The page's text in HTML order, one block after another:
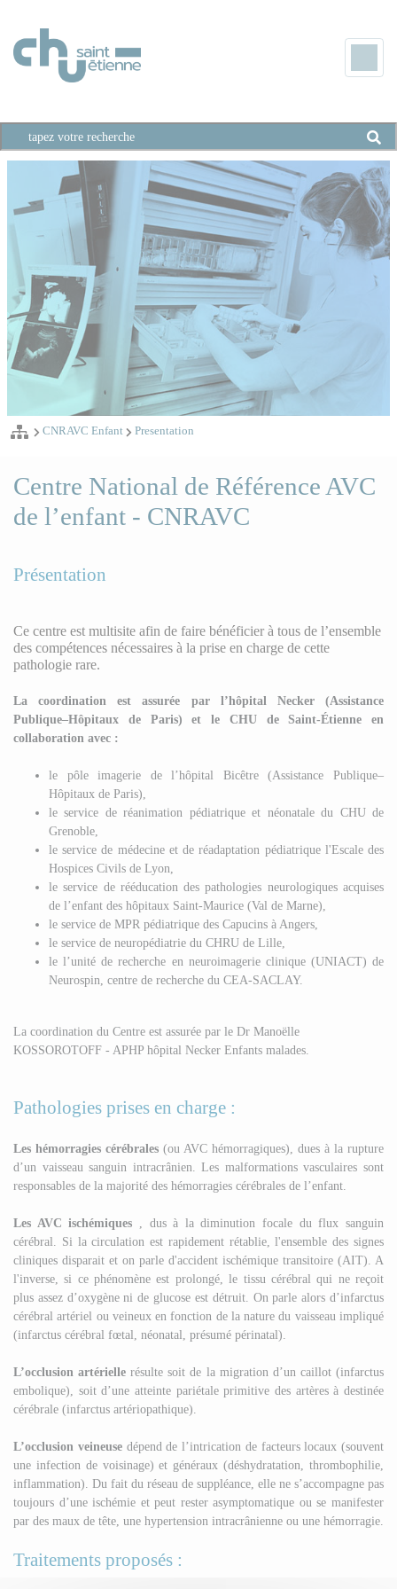
CNRAVC Enfant Presentation
Centre National de Référence AVC
de l’enfant - CNRAVC
Présentation
Ce centre est multisite afin de faire bénéficier à tous de l’ensemble
des compétences nécessaires à la prise en charge de cette
pathologie rare.
La coordination est assurée par l’hôpital Necker (Assistance
Publique–Hôpitaux de Paris) et le CHU de Saint-Étienne en
collaboration avec :
le pôle imagerie de l’hôpital Bicêtre (Assistance Publique–
Hôpitaux de Paris),
le service de réanimation pédiatrique et néonatale du CHU de
Grenoble,
le service de médecine et de réadaptation pédiatrique l'Escale des
Hospices Civils de Lyon,
le service de rééducation des pathologies neurologiques acquises
de l’enfant des hôpitaux Saint-Maurice (Val de Marne),
le service de MPR pédiatrique des Capucins à Angers,
le service de neuropédiatrie du CHRU de Lille,
le l’unité de recherche en neuroimagerie clinique (UNIACT) de
Neurospin, centre de recherche du CEA-SACLAY.
La coordination du Centre est assurée par le Dr Manoëlle
KOSSOROTOFF - APHP hôpital Necker Enfants malades.
Pathologies prises en charge :
Les hémorragies cérébrales (ou AVC hémorragiques), dues à la rupture
d’un vaisseau sanguin intracrânien. Les malformations vasculaires sont
responsables de la majorité des hémorragies cérébrales de l’enfant.
Les AVC ischémiques
, dus à la diminution focale du flux sanguin
cérébral. Si la circulation est rapidement rétablie, l'ensemble des signes
cliniques disparait et on parle d'accident ischémique transitoire (AIT). A
l'inverse, si ce phénomène est prolongé, le tissu cérébral qui ne reçoit
plus assez d’oxygène ni de glucose est détruit. On parle alors d’infarctus
cérébral artériel ou veineux en fonction de la nature du vaisseau impliqué
(infarctus cérébral fœtal, néonatal, présumé périnatal).
L’occlusion artériellerésulte soit de la migration d’un caillot (infarctus
embolique), soit d’une atteinte pariétale primitive des artères à destinée
cérébrale (infarctus artériopathique).
L’occlusion veineuse dépend de l’intrication de facteurs locaux (souvent
une infection de voisinage) et généraux (déshydratation, thrombophilie,
inflammation). Du fait du réseau de suppléance, elle ne s’accompagne pas
toujours d’une ischémie et peut rester asymptomatique ou se manifester
par des maux de tête, une hypertension intracrânienne ou une hémorragie.
Traitements proposés :